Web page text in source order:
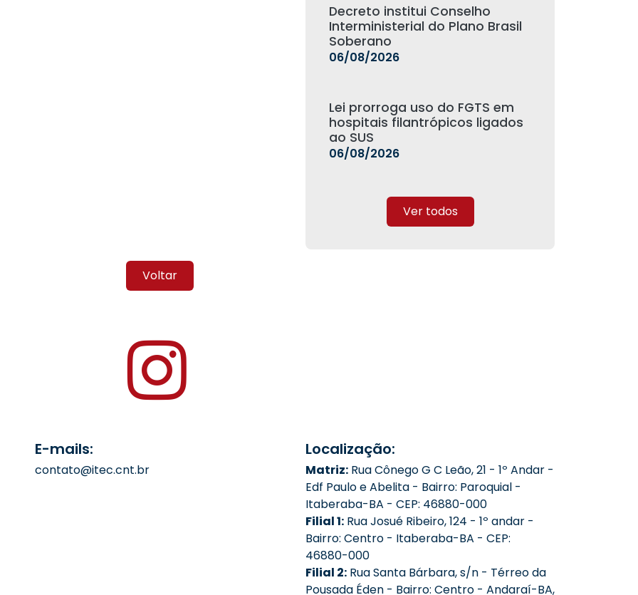
Decreto institui Conselho
Interministerial do Plano Brasil
Soberano
06/08/2026
Lei prorroga uso do FGTS em
hospitais filantrópicos ligados
ao SUS
06/08/2026
Ver todos
Voltar
E-mails:
contato@itec.cnt.br
Localização:
Matriz: Rua Cônego G C Leão, 21 - 1º Andar -
Edf Paulo e Abelita - Bairro: Paroquial -
Itaberaba-BA - CEP: 46880-000
Filial 1: Rua Josué Ribeiro, 124 - 1º andar -
Bairro: Centro - Itaberaba-BA - CEP:
46880-000
Filial 2: Rua Santa Bárbara, s/n - Térreo da
Pousada Éden - Bairro: Centro - Andaraí-BA,